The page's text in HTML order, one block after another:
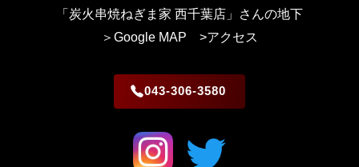
「炭火串焼ねぎま家 西千葉店」さんの地下
＞Google MAP
>アクセス
043-306-3580